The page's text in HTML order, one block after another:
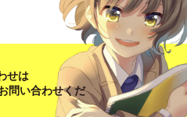
せは
問い合わせくだ